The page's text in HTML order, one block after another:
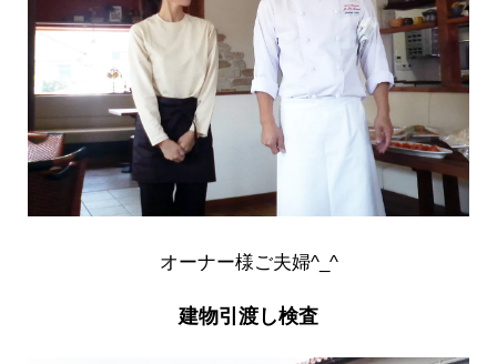
オーナー様ご夫婦^_^
建物引渡し検査